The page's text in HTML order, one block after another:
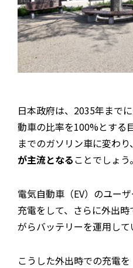
日本政府は、2035年まで
動車の比率を100%とする
までのガソリン車に変わり、
が主流となることでしょう。
電気自動車（EV）のユー
充電をして、さらに外出
がらバッテリーを運用して
こうした外出時での充電